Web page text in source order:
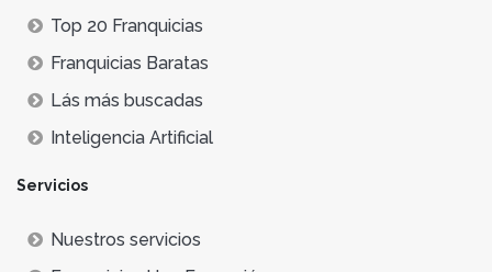
Top 20 Franquicias
Franquicias Baratas
Lás más buscadas
Inteligencia Artificial
Servicios
Nuestros servicios